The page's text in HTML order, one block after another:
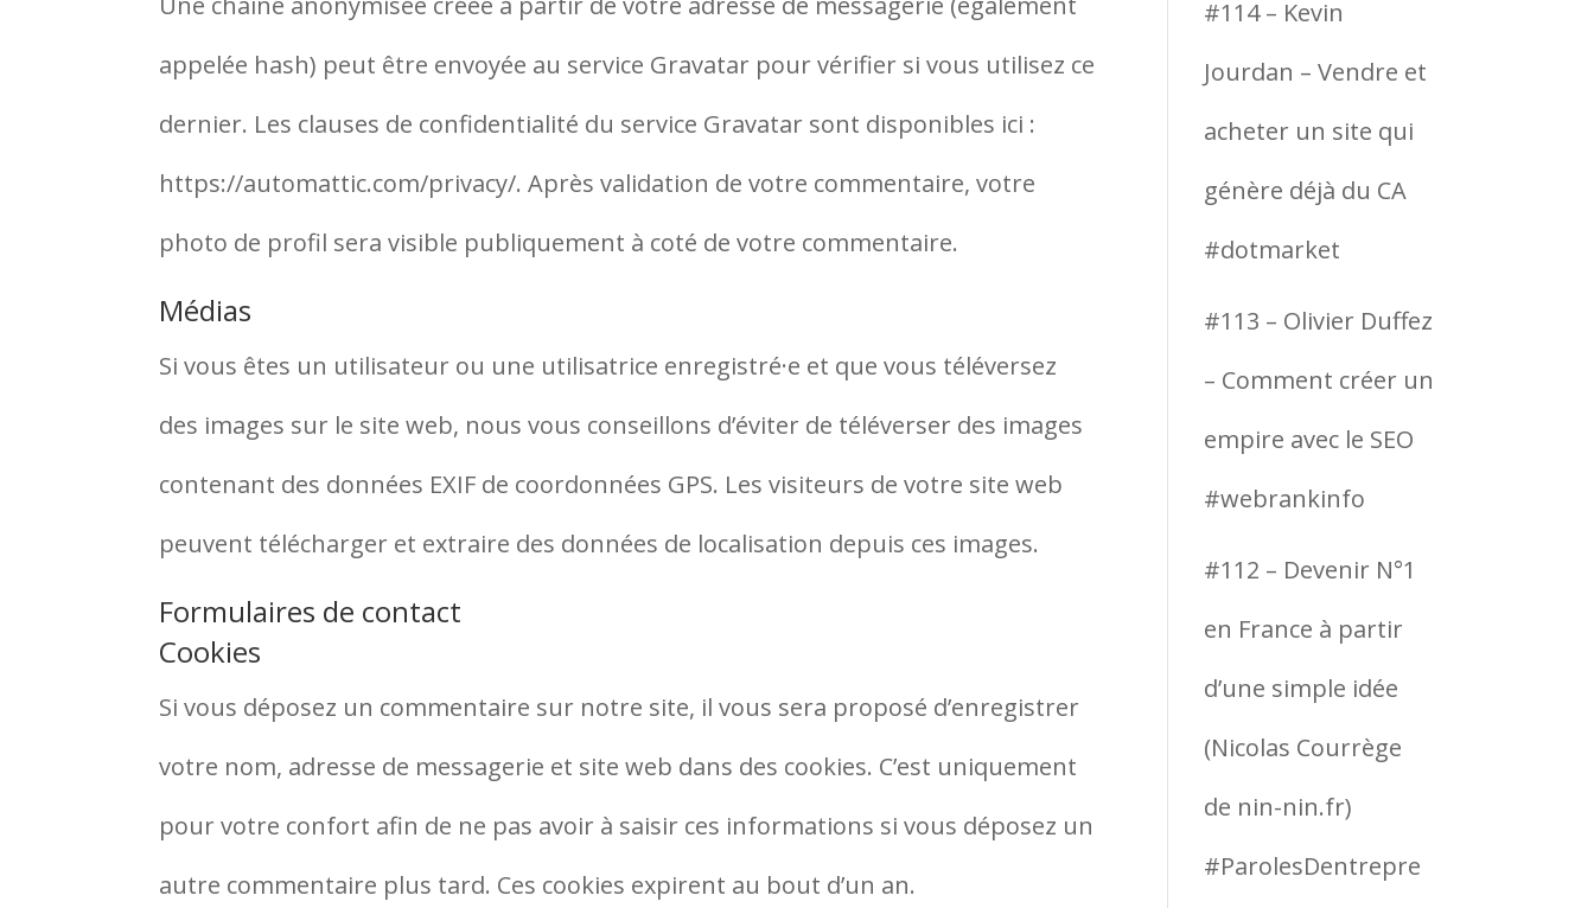
appelée hash) peut être envoyée au service Gravatar pour vérifier si vous utilisez ce
dernier. Les clauses de confidentialité du service Gravatar sont disponibles ici :
https://automattic.com/privacy/. Après validation de votre commentaire, votre
photo de profil sera visible publiquement à coté de votre commentaire.
Médias
Si vous êtes un utilisateur ou une utilisatrice enregistré·e et que vous téléversez
des images sur le site web, nous vous conseillons d’éviter de téléverser des images
contenant des données EXIF de coordonnées GPS. Les visiteurs de votre site web
peuvent télécharger et extraire des données de localisation depuis ces images.
Formulaires de contact
Cookies
Si vous déposez un commentaire sur notre site, il vous sera proposé d’enregistrer
votre nom, adresse de messagerie et site web dans des cookies. C’est uniquement
pour votre confort afin de ne pas avoir à saisir ces informations si vous déposez un
autre commentaire plus tard. Ces cookies expirent au bout d’un an.
#114 – Kevin
Jourdan – Vendre et
acheter un site qui
génère déjà du CA
#dotmarket
#113 – Olivier Duffez
– Comment créer un
empire avec le SEO
#webrankinfo
#112 – Devenir N°1
en France à partir
d’une simple idée
(Nicolas Courrège
de nin-nin.fr)
#ParolesDentrepre